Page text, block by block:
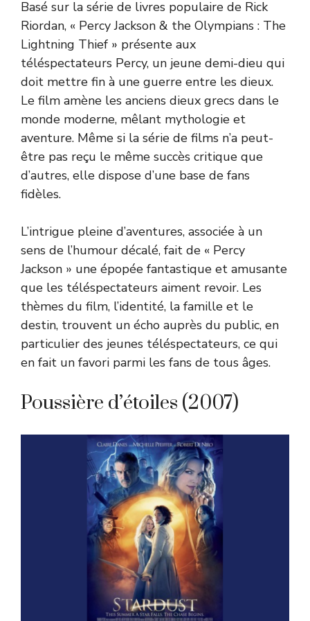
Basé sur la série de livres populaire de Rick
Riordan, « Percy Jackson & the Olympians : The
Lightning Thief » présente aux
téléspectateurs Percy, un jeune demi-dieu qui
doit mettre fin à une guerre entre les dieux.
Le film amène les anciens dieux grecs dans le
monde moderne, mêlant mythologie et
aventure. Même si la série de films n’a peut-
être pas reçu le même succès critique que
d’autres, elle dispose d’une base de fans
fidèles.
L’intrigue pleine d’aventures, associée à un
sens de l’humour décalé, fait de « Percy
Jackson » une épopée fantastique et amusante
que les téléspectateurs aiment revoir. Les
thèmes du film, l’identité, la famille et le
destin, trouvent un écho auprès du public, en
particulier des jeunes téléspectateurs, ce qui
en fait un favori parmi les fans de tous âges.
Poussière d’étoiles (2007)